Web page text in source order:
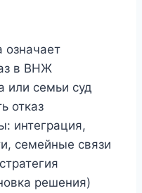
означает
в ВНЖ
или семьи суд
отказ
интеграция,
семейные связи
решения)